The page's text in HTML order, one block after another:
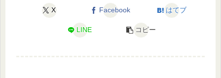
X Facebook はてブ
LINE コピー